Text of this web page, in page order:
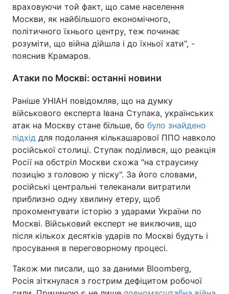
враховуючи той факт, що саме населення
Москви, як найбільшого економічного,
політичного їхнього центру, теж починає
розуміти, що війна дійшла і до їхньої хати", -
пояснив Крамаров.
Атаки по Москві: останні новини
Раніше УНІАН повідомляв, що на думку
військового експерта Івана Ступака, українських
атак на Москву стане більше, бо було знайдено
підхід для подолання кількашарової ППО навколо
російської столиці. Ступак поділився, що реакція
Росії на обстріл Москви схожа "на страусину
позицію з головою у піску". За його словами,
російські центральні телеканали витратили
приблизно одну хвилину етеру, щоб
прокоментувати історію з ударами України по
Москві. Військовий експерт не виключив, що
після кількох десятків ударів по Москві будуть і
просування в переговорному процесі.
Також ми писали, що за даними Bloomberg,
Росія зіткнулася з гострим дефіцитом робочої